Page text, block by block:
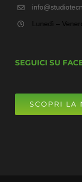
Lunedì –
SEGUICI SU
SCOPRI LA